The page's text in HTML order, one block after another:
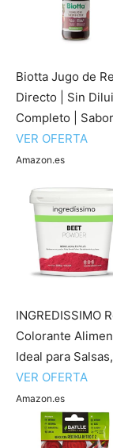
Biotta Jugo de
Directo | Sin
Completo |
VER OFERTA
Amazon.es
INGREDISSIMO
Colorante
Ideal para
VER OFERTA
Amazon.es